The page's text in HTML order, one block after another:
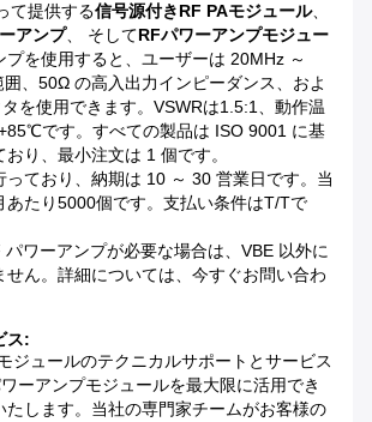
て提供する信号源付きRF PAモジュール、
アンプ、 そしてRFパワーアンプモジュー
プを使用すると、ユーザーは 20MHz ～
、50Ω の高入出力インピーダンス、およ
を使用できます。VSWRは1.5:1、動作温
です。すべての製品は ISO 9001 に基
り、最小注文は 1 個です。
っており、納期は 10 ～ 30 営業日です。当
あたり5000個です。支払い条件はT/Tで
ワーアンプが必要な場合は、VBE 以外に
せん。詳細については、今すぐお問い合わ
ス:
ジュールのテクニカルサポートとサービス
ーアンプモジュールを最大限に活用でき
たします。当社の専門家チームがお客様の